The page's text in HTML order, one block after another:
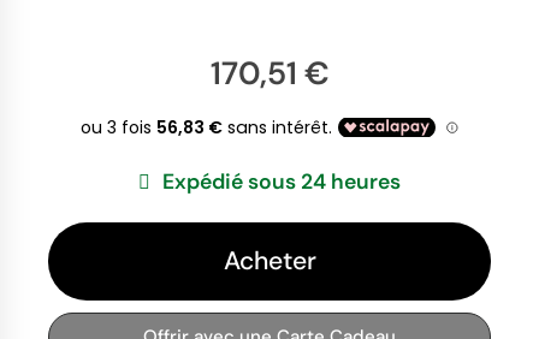
170,51 €
Expédié sous 24 heures
Acheter